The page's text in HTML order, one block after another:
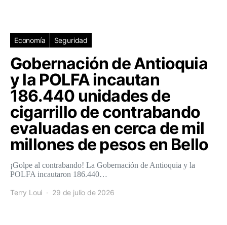
Economía Seguridad
Gobernación de Antioquia
y la POLFA incautan
186.440 unidades de
cigarrillo de contrabando
evaluadas en cerca de mil
millones de pesos en Bello
¡Golpe al contrabando! La Gobernación de Antioquia y la
POLFA incautaron 186.440…
Terry Loui 29 de julio de 2026